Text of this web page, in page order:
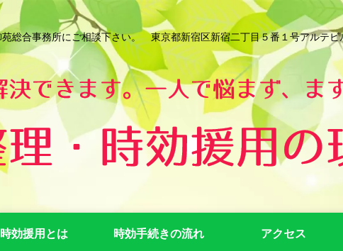
苑総合事務所にご相談下さい。 東京都新宿区新宿二丁目５番１号アルテ
時効援用とは 時効手続きの流れ アクセス